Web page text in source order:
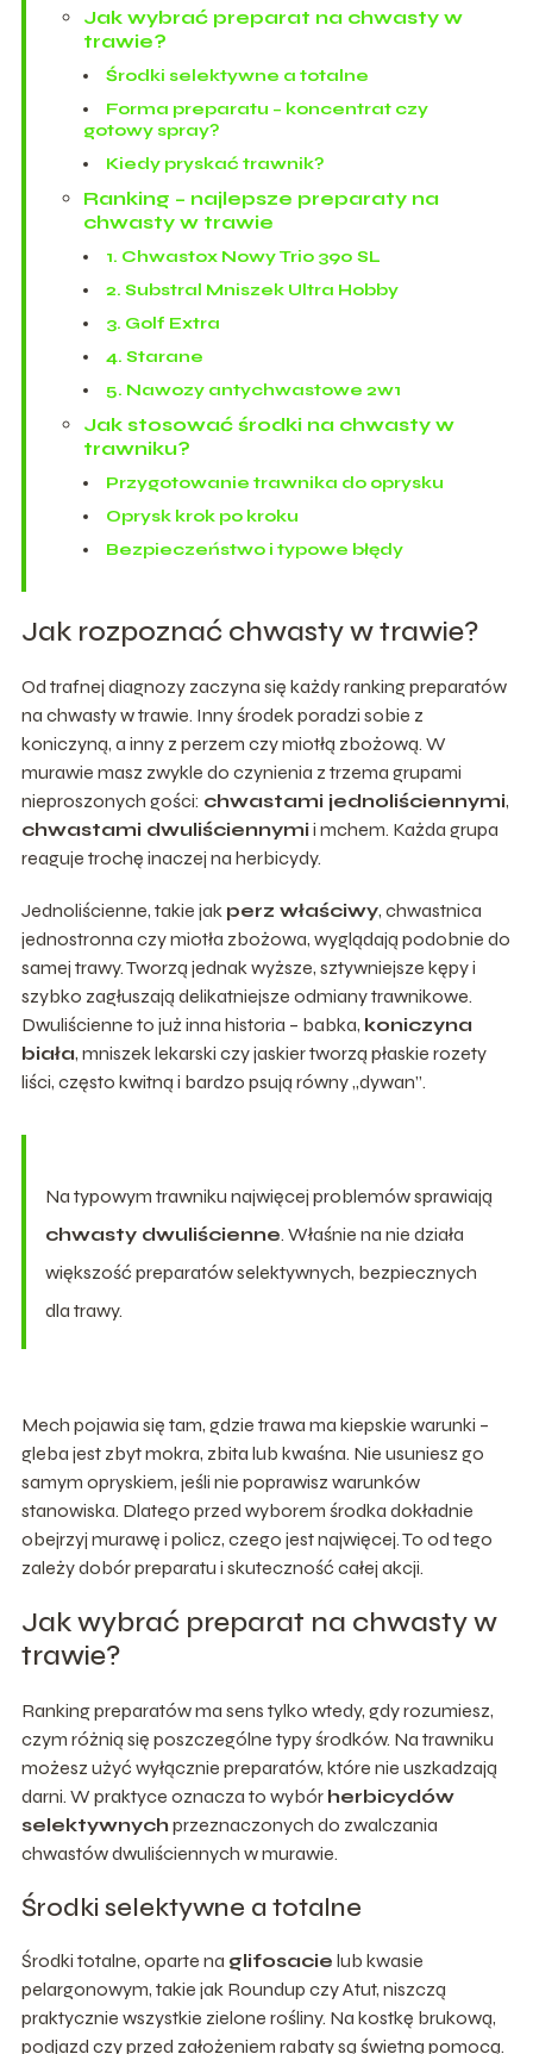
Jak wybrać preparat na chwasty w
trawie?
Środki selektywne a totalne
Forma preparatu – koncentrat czy
gotowy spray?
Kiedy pryskać trawnik?
Ranking – najlepsze preparaty na
chwasty w trawie
1. Chwastox Nowy Trio 390 SL
2. Substral Mniszek Ultra Hobby
3. Golf Extra
4. Starane
5. Nawozy antychwastowe 2w1
Jak stosować środki na chwasty w
trawniku?
Przygotowanie trawnika do oprysku
Oprysk krok po kroku
Bezpieczeństwo i typowe błędy
Jak rozpoznać chwasty w trawie?
Od trafnej diagnozy zaczyna się każdy ranking preparatów
na chwasty w trawie. Inny środek poradzi sobie z
koniczyną, a inny z perzem czy miotłą zbożową. W
murawie masz zwykle do czynienia z trzema grupami
nieproszonych gości: chwastami jednoliściennymi,
chwastami dwuliściennymi i mchem. Każda grupa
reaguje trochę inaczej na herbicydy.
Jednoliścienne, takie jak perz właściwy, chwastnica
jednostronna czy miotła zbożowa, wyglądają podobnie do
samej trawy. Tworzą jednak wyższe, sztywniejsze kępy i
szybko zagłuszają delikatniejsze odmiany trawnikowe.
Dwuliścienne to już inna historia – babka, koniczyna
biała, mniszek lekarski czy jaskier tworzą płaskie rozety
liści, często kwitną i bardzo psują równy „dywan”.
Na typowym trawniku najwięcej problemów sprawiają
chwasty dwuliścienne. Właśnie na nie działa
większość preparatów selektywnych, bezpiecznych
dla trawy.
Mech pojawia się tam, gdzie trawa ma kiepskie warunki –
gleba jest zbyt mokra, zbita lub kwaśna. Nie usuniesz go
samym opryskiem, jeśli nie poprawisz warunków
stanowiska. Dlatego przed wyborem środka dokładnie
obejrzyj murawę i policz, czego jest najwięcej. To od tego
zależy dobór preparatu i skuteczność całej akcji.
Jak wybrać preparat na chwasty w
trawie?
Ranking preparatów ma sens tylko wtedy, gdy rozumiesz,
czym różnią się poszczególne typy środków. Na trawniku
możesz użyć wyłącznie preparatów, które nie uszkadzają
darni. W praktyce oznacza to wybór herbicydów
selektywnych przeznaczonych do zwalczania
chwastów dwuliściennych w murawie.
Środki selektywne a totalne
Środki totalne, oparte na glifosacie lub kwasie
pelargonowym, takie jak Roundup czy Atut, niszczą
praktycznie wszystkie zielone rośliny. Na kostkę brukową,
podjazd czy przed założeniem rabaty są świetną pomocą.